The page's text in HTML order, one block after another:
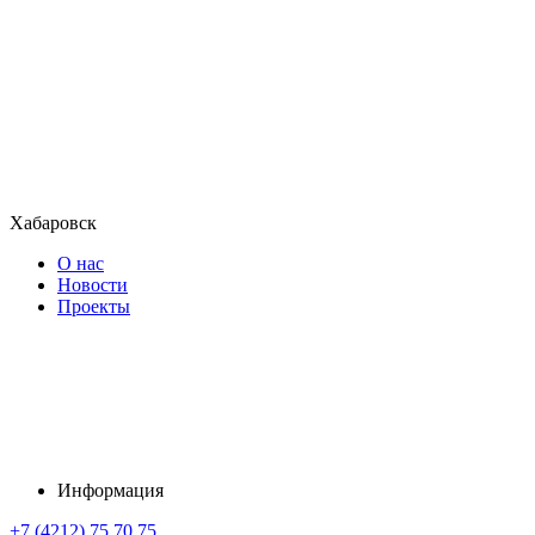
Хабаровск
О нас
Новости
Проекты
Информация
+7 (4212) 75 70 75